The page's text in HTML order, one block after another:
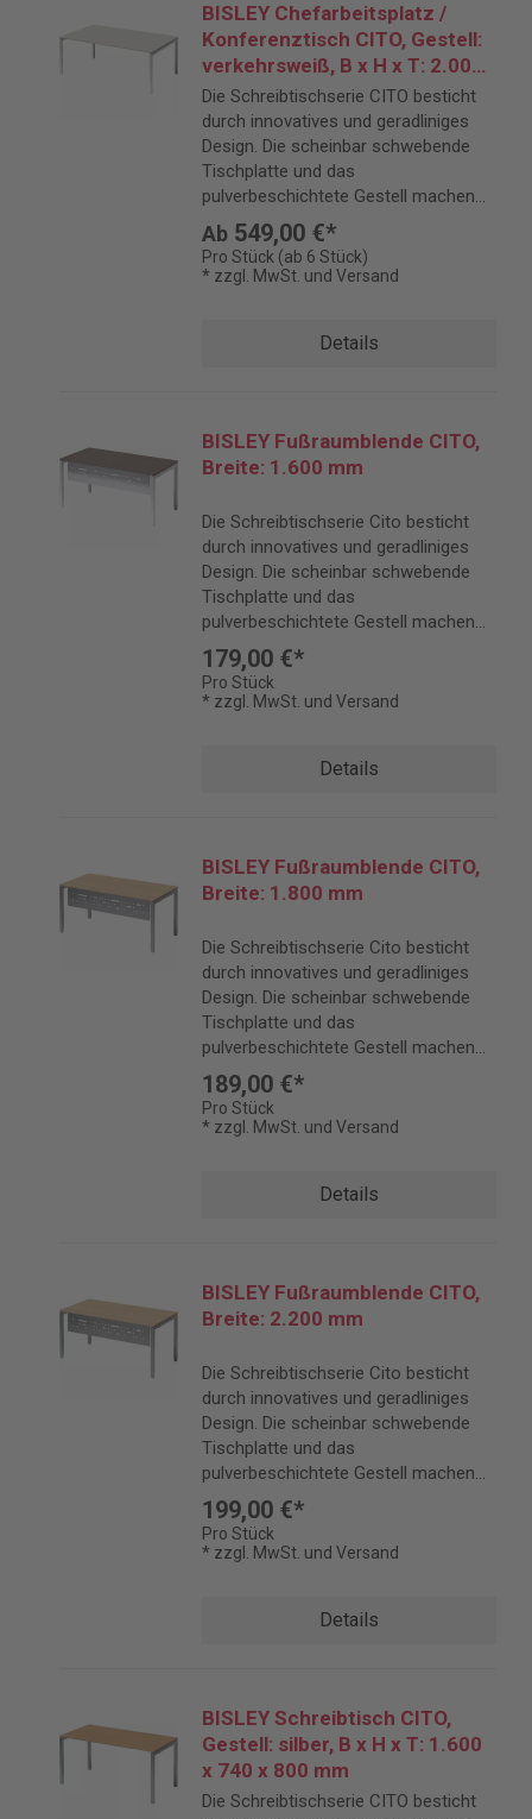
BISLEY Chefarbeitsplatz /
Konferenztisch CITO, Gestell:
verkehrsweiß, B x H x T: 2.000
x 740 x 1.200 mm
Die Schreibtischserie CITO besticht
durch innovatives und geradliniges
Design. Die scheinbar schwebende
Tischplatte und das
pulverbeschichtete Gestell machen
CITO zu einem eleganten Blickfang.
Ab 549,00 €*
Pro Stück (ab 6 Stück)
* zzgl. MwSt. und Versand
Details
BISLEY Fußraumblende CITO,
Breite: 1.600 mm
Die Schreibtischserie Cito besticht
durch innovatives und geradliniges
Design. Die scheinbar schwebende
Tischplatte und das
pulverbeschichtete Gestell machen
Cito zu einem eleganten Blickfang.
179,00 €*
Pro Stück
* zzgl. MwSt. und Versand
Details
BISLEY Fußraumblende CITO,
Breite: 1.800 mm
Die Schreibtischserie Cito besticht
durch innovatives und geradliniges
Design. Die scheinbar schwebende
Tischplatte und das
pulverbeschichtete Gestell machen
Cito zu einem eleganten Blickfang.
189,00 €*
Pro Stück
* zzgl. MwSt. und Versand
Details
BISLEY Fußraumblende CITO,
Breite: 2.200 mm
Die Schreibtischserie Cito besticht
durch innovatives und geradliniges
Design. Die scheinbar schwebende
Tischplatte und das
pulverbeschichtete Gestell machen
Cito zu einem eleganten Blickfang.
199,00 €*
Pro Stück
* zzgl. MwSt. und Versand
Details
BISLEY Schreibtisch CITO,
Gestell: silber, B x H x T: 1.600
x 740 x 800 mm
Die Schreibtischserie CITO besticht